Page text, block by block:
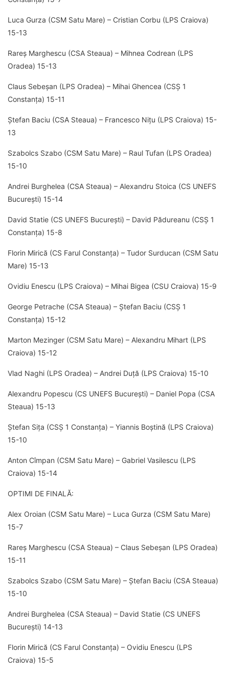
Luca Gurza (CSM Satu Mare) – Cristian Corbu (LPS Craiova)
15-13
Rareș Marghescu (CSA Steaua) – Mihnea Codrean (LPS
Oradea) 15-13
Claus Sebeșan (LPS Oradea) – Mihai Ghencea (CSȘ 1
Constanța) 15-11
Ștefan Baciu (CSA Steaua) – Francesco Nițu (LPS Craiova) 15-
13
Szabolcs Szabo (CSM Satu Mare) – Raul Tufan (LPS Oradea)
15-10
Andrei Burghelea (CSA Steaua) – Alexandru Stoica (CS UNEFS
București) 15-14
David Statie (CS UNEFS București) – David Pădureanu (CSȘ 1
Constanța) 15-8
Florin Mirică (CS Farul Constanța) – Tudor Surducan (CSM Satu
Mare) 15-13
Ovidiu Enescu (LPS Craiova) – Mihai Bigea (CSU Craiova) 15-9
George Petrache (CSA Steaua) – Ștefan Baciu (CSȘ 1
Constanța) 15-12
Marton Mezinger (CSM Satu Mare) – Alexandru Mihart (LPS
Craiova) 15-12
Vlad Naghi (LPS Oradea) – Andrei Duță (LPS Craiova) 15-10
Alexandru Popescu (CS UNEFS București) – Daniel Popa (CSA
Steaua) 15-13
Ștefan Sița (CSȘ 1 Constanța) – Yiannis Boștină (LPS Craiova)
15-10
Anton Cîmpan (CSM Satu Mare) – Gabriel Vasilescu (LPS
Craiova) 15-14
OPTIMI DE FINALĂ:
Alex Oroian (CSM Satu Mare) – Luca Gurza (CSM Satu Mare)
15-7
Rareș Marghescu (CSA Steaua) – Claus Sebeșan (LPS Oradea)
15-11
Szabolcs Szabo (CSM Satu Mare) – Ștefan Baciu (CSA Steaua)
15-10
Andrei Burghelea (CSA Steaua) – David Statie (CS UNEFS
București) 14-13
Florin Mirică (CS Farul Constanța) – Ovidiu Enescu (LPS
Craiova) 15-5